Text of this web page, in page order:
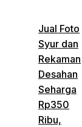
Jual Foto
Syur dan
Rekaman
Desahan
Seharga
Rp350
Ribu,